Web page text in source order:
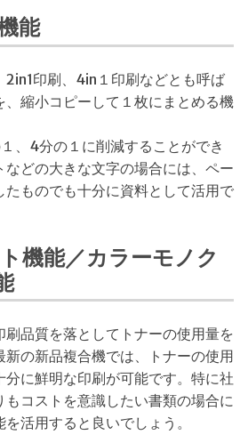
能
2in1印刷、4in１印刷などとも呼ば
、縮小コピーして１枚にまとめる機
、4分の１に削減することができ
などの大きな文字の場合には、ペー
たものでも十分に資料として活用で
機能／カラーモノク
刷品質を落としてトナーの使用量を
の新品複合機では、トナーの使用
に鮮明な印刷が可能です。特に社
もコストを意識したい書類の場合に
活用すると良いでしょう。